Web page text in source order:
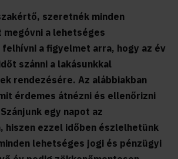
szeretnék minden
a lehetséges
a figyelmet arra, hogy az év
szánni a lakásunkkal
rendezésére. Az alábbiakban
érdemes átnézni és ellenőrizni
egy napot az
hiszen ezzel időben észlelhetünk
lehetséges jogi és pénzügyi